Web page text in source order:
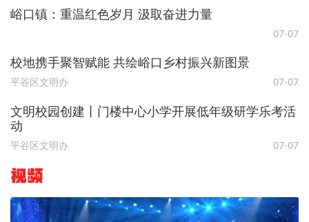
峪口镇：重温红色岁月 汲取奋进力量
07-07
校地携手聚智赋能 共绘峪口乡村振兴新图景
平谷区文明办 07-07
文明校园创建丨门楼中心小学开展低年级研学乐考活
动
平谷区文明办 07-07
视频